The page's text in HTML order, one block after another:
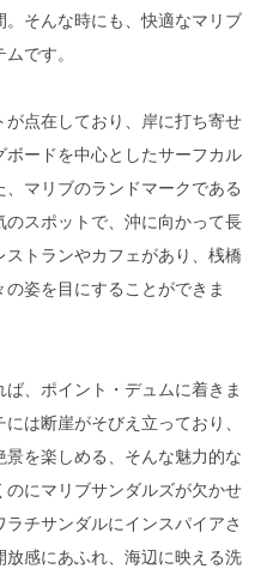
そんな時にも、快適なマリブ
です。
点在しており、岸に打ち寄せ
ボードを中心としたサーフカル
マリブのランドマークである
スポットで、沖に向かって長
ストランやカフェがあり、桟橋
姿を目にすることができま
、ポイント・デュムに着きま
は断崖がそびえ立っており、
景を楽しめる、そんな魅力的な
にマリブサンダルズが欠かせ
チサンダルにインスパイアさ
感にあふれ、海辺に映える洗